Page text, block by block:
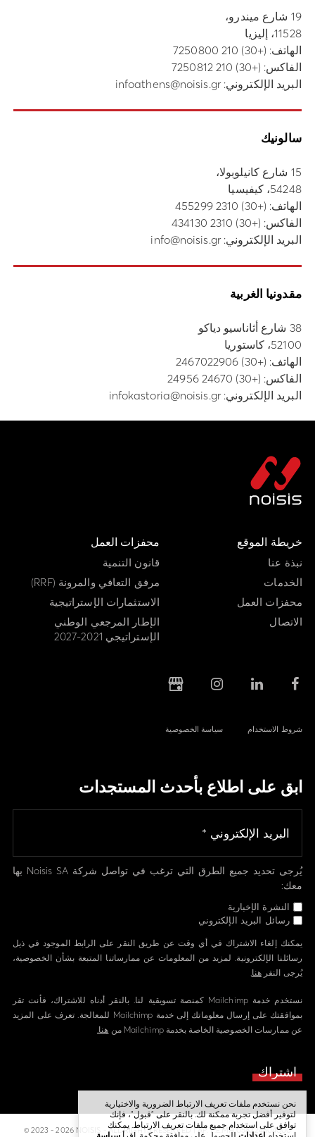
19 شارع ميندرو،
11528، إليزيا
الهاتف: (+30) 210 7250800
الفاكس: (+30) 210 7250812
البريد الإلكتروني:infoathens@noisis.gr
سالونيك
15 شارع كانيلوبولا،
54248، كيفيسيا
الهاتف: (+30) 2310 455299
الفاكس: (+30) 2310 434130
البريد الإلكتروني:info@noisis.gr
مقدونيا الغربية
38 شارع أثاناسيو دياكو
52100، كاستوريا
الهاتف: (+30) 2467022906
الفاكس: (+30) 24670 24956
البريد الإلكتروني:infokastoria@noisis.gr
خريطة الموقع
نبذة عنا
الخدمات
محفزات العمل
الاتصال
محفزات العمل
قانون التنمية
مرفق التعافي والمرونة (RRF)
الاستثمارات الإستراتيجية
الإطار المرجعي الوطني
الإستراتيجي 2021-2027
شروط الاستخدام سياسة الخصوصية
ابق على اطلاع بأحدث المستجدات
يُرجى تحديد جميع الطرق التي ترغب في تواصل شركة Noisis SA بها
معك:
النشرة الإخبارية
رسائل البريد الإلكتروني
يمكنك إلغاء الاشتراك في أي وقت عن طريق النقر على الرابط الموجود في ذيل
رسائلنا الإلكترونية. لمزيد من المعلومات عن ممارساتنا المتبعة بشأن الخصوصية،
يُرجى النقرهنا
نستخدم خدمة Mailchimp كمنصة تسويقية لنا. بالنقر أدناه للاشتراك، فأنت تقر
بموافقتك على إرسال معلوماتك إلى خدمة Mailchimp للمعالجة. تعرف على المزيد
عن ممارسات الخصوصية الخاصة بخدمة Mailchimp من
هنا.
© 2023 - 2026 NOISIS - ALL RIGHTS RESERVED | ΑΡ. Γ.Ε.ΜΗ 058224804000
نحن نستخدم ملفات تعريف الارتباط الضرورية والاختيارية
لتوفير أفضل تجربة ممكنة لك. بالنقر على "قبول"، فإنك
توافق على استخدام جميع ملفات تعريف الارتباط. يمكنك